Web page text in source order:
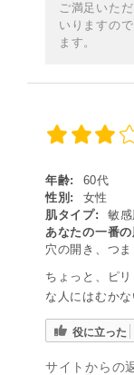
ご満足いた
いりますの
ます。
年齢:
60代
性別:
女性
肌タイプ:
敏感
あなたの一番の
穴の開き、つ
ちょっと、ピ
な人にはむか
役に立った
サイトからの